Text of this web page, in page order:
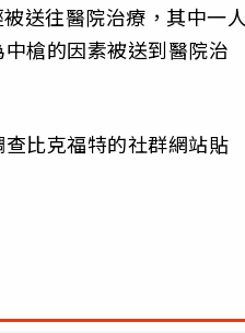
送往醫院治療，其中一人
槍的因素被送到醫院治
比克福特的社群網站貼